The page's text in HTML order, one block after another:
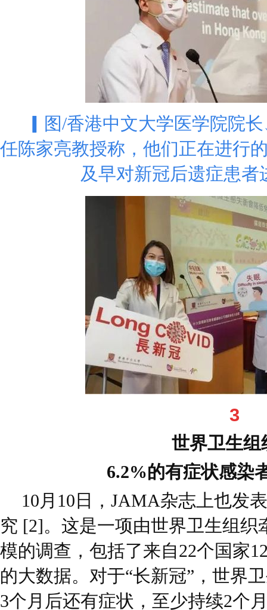
▎图/香港中文大学医学院院
任陈家亮教授称，他们正在进行
及早对新冠后遗症患者
3
世界卫生组
6.2%的有症状感染
10月10日，JAMA杂志上也发
究 [2]。这是一项由世界卫生组织
模的调查，包括了来自22个国家
的大数据。对于“长新冠”，世界
3个月后还有症状，至少持续2个